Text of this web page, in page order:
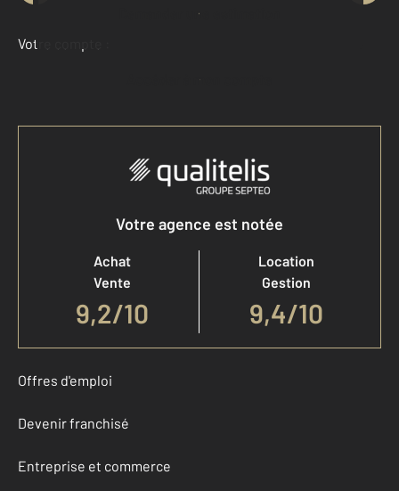
Demander une estimation
Votre compte :
Accéder à mon compte
Votre agence est notée
Achat
Vente
9,2/10
Location
Gestion
9,4/10
Offres d'emploi
Devenir franchisé
Entreprise et commerce